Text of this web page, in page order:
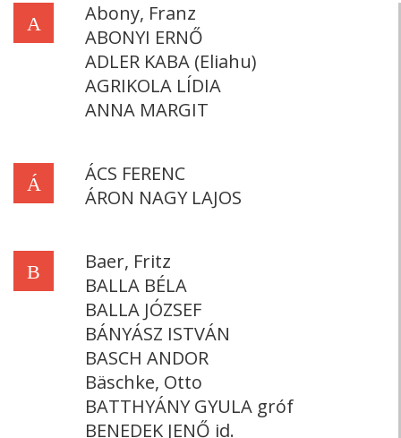
A
Abony, Franz
ABONYI ERNŐ
ADLER KABA (Eliahu)
AGRIKOLA LÍDIA
ANNA MARGIT
Á
ÁCS FERENC
ÁRON NAGY LAJOS
B
Baer, Fritz
BALLA BÉLA
BALLA JÓZSEF
BÁNYÁSZ ISTVÁN
BASCH ANDOR
Bäschke, Otto
BATTHYÁNY GYULA gróf
BENEDEK JENŐ id.